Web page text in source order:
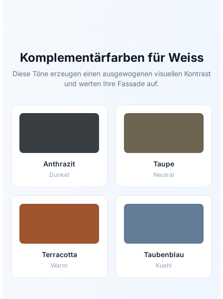
Komplementärfarben für Weiss
Diese Töne erzeugen einen ausgewogenen visuellen Kontrast
und werten Ihre Fassade auf.
Anthrazit
Dunkel
Taupe
Neutral
Terracotta
Warm
Taubenblau
Kuehl